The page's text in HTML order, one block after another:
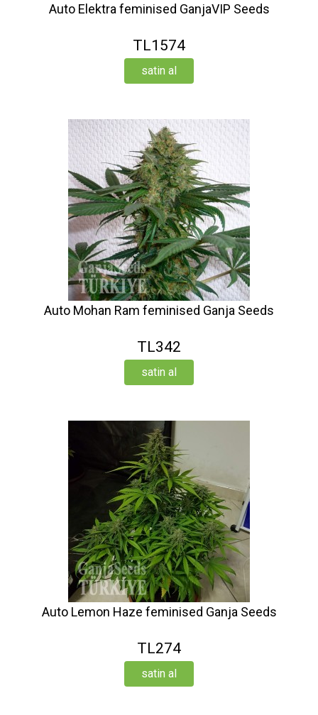
Auto Elektra feminised GanjaVIP Seeds
TL1574
satin al
Auto Mohan Ram feminised Ganja Seeds
TL342
satin al
Auto Lemon Haze feminised Ganja Seeds
TL274
satin al